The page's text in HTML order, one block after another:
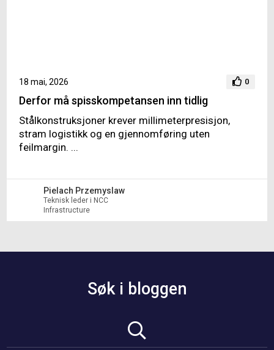
18 mai, 2026 0
Derfor må spisskompetansen inn tidlig
Stålkonstruksjoner krever millimeterpresisjon,
stram logistikk og en gjennomføring uten
feilmargin. ...
Pielach Przemyslaw
Teknisk leder i NCC
Infrastructure
Søk i bloggen